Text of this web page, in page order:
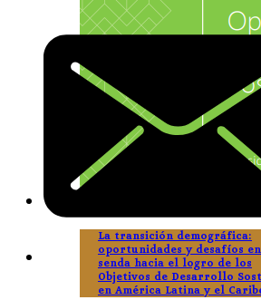
La transición demográfica:
oportunidades y desafíos
senda hacia el logro de los
Objetivos de Desarrollo
en América Latina y el